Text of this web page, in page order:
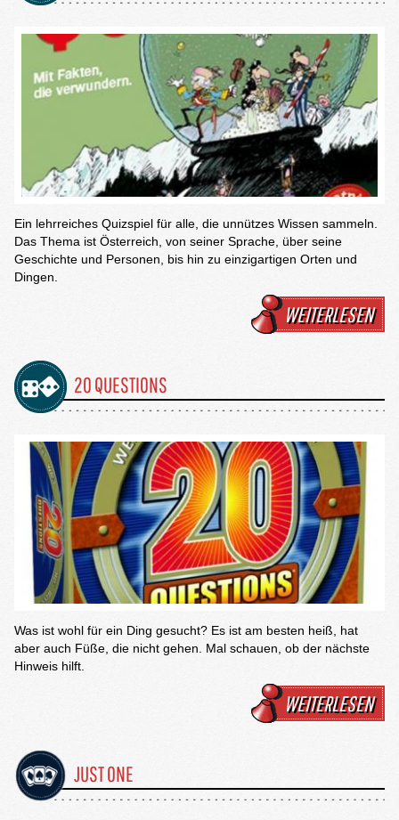
Ein lehrreiches Quizspiel für alle, die unnützes Wissen sammeln.
Das Thema ist Österreich, von seiner Sprache, über seine
Geschichte und Personen, bis hin zu einzigartigen Orten und
Dingen.
WEITERLESEN
20 QUESTIONS
Was ist wohl für ein Ding gesucht? Es ist am besten heiß, hat
aber auch Füße, die nicht gehen. Mal schauen, ob der nächste
Hinweis hilft.
WEITERLESEN
JUST ONE